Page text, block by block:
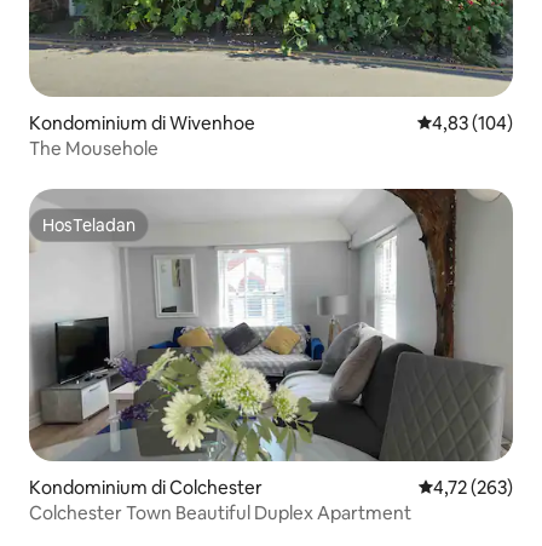
Kondominium di Wivenhoe Nilai rata-rata
4,83 (104)
The Mousehole
HosTeladan
HosTeladan
Kondominium di Colchester Nilai rata-rata
4,72 (263)
Colchester Town Beautiful Duplex Apartment